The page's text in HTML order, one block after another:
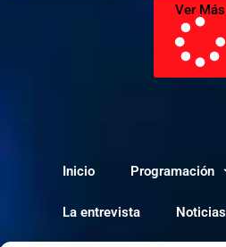
Ver Más
Inicio Programación
La entrevista Noticias